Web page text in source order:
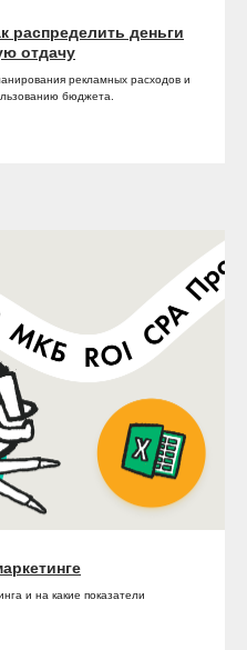
распределить деньги
отдачу
рекламных расходов и
бюджета.
и на какие показатели